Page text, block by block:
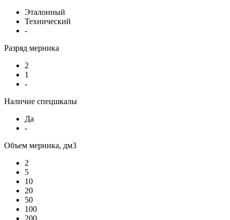
Эталонный
Технический
-
Разряд мерника
2
1
-
Наличие спецшкалы
Да
-
Объем мерника, дм3
2
5
10
20
50
100